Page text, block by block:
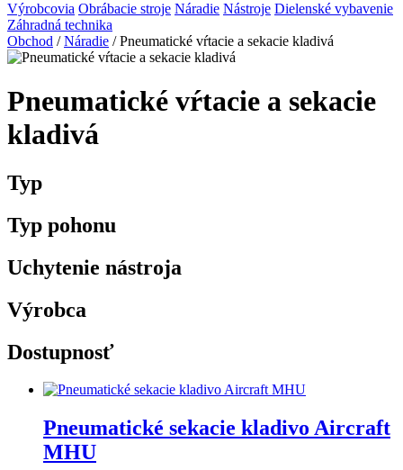
Výrobcovia Obrábacie stroje Náradie Nástroje Dielenské vybavenie
Záhradná technika
Obchod /Náradie / Pneumatické vŕtacie a sekacie kladivá
Pneumatické vŕtacie a sekacie
kladivá
Typ
Typ pohonu
Uchytenie nástroja
Výrobca
Dostupnosť
Pneumatické sekacie kladivo Aircraft
MHU